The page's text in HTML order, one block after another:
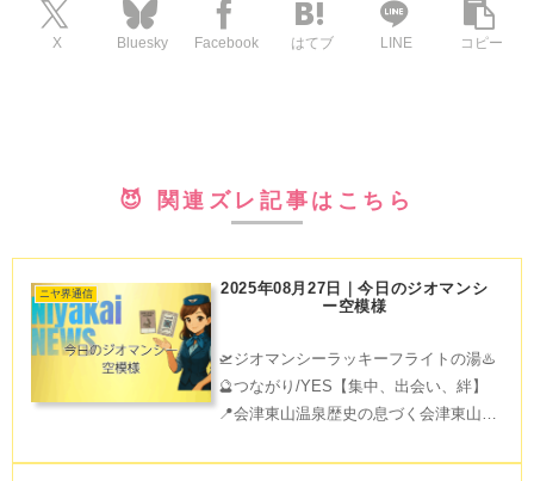
X Bluesky Facebook はてブ LINE コピー
😈 関連ズレ記事はこちら
ニヤ界通信
2025年08月27日｜今日のジオマンシ
ー空模様
🛫ジオマンシーラッキーフライトの湯♨️
🔮つながり/YES【集中、出会い、絆】
📍会津東山温泉歴史の息づく会津東山温
う❗友人や恋人と一緒に、より深い絆をつ